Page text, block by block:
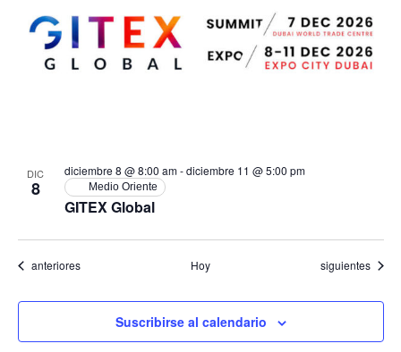
DIC
8
GITEX Global
diciembre 8 @ 8:00 am-diciembre 11 @ 5:00 pm
Medio Oriente
Eventos
anteriores Hoy Eventos
siguientes
Suscribirse al calendario